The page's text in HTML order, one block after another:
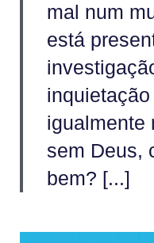
mal num
está
igualmente
sem Deus,
bem? [...]